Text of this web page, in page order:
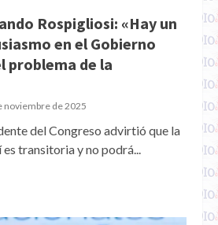
Rospigliosi: «Hay un
en el Gobierno
problema de la
noviembre de 2025
del Congreso advirtió que la
transitoria y no podrá...